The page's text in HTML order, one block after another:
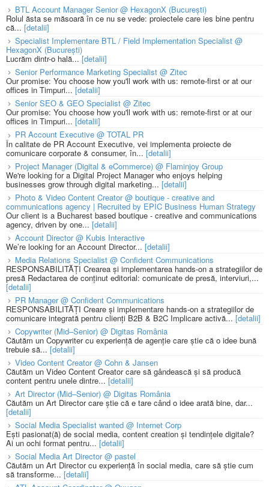
BTL Account Manager Senior @ HexagonX (București)
Rolul ăsta se măsoară în ce nu se vede: proiectele care ies bine pentru
că... [detalii]
Specialist Implementare BTL / Field Implementation Specialist @
HexagonX (București)
Lucrăm dintr-o hală... [detalii]
Senior Performance Marketing Specialist @ Zitec
Our promise: You choose how you'll work with us: remote-first or at our
offices in Timpuri... [detalii]
Senior SEO & GEO Specialist @ Zitec
Our promise: You choose how you'll work with us: remote-first or at our
offices in Timpuri... [detalii]
PR Account Executive @ TOTAL PR
În calitate de PR Account Executive, vei implementa proiecte de
comunicare corporate & consumer, în... [detalii]
Project Manager (Digital & eCommerce) @ Flaminjoy Group
We're looking for a Digital Project Manager who enjoys helping
businesses grow through digital marketing... [detalii]
Photo & Video Content Creator @ boutique - creative and
communications agency | Recruited by EPIC Business Human Strategy
Our client is a Bucharest based boutique - creative and communications
agency, driven by one... [detalii]
Account Director @ Kubis Interactive
We’re looking for an Account Director... [detalii]
Media Relations Specialist @ Confident Communications
RESPONSABILITĂȚI Crearea și implementarea hands-on a strategiilor de
presă Redactarea de conținut editorial: comunicate de presă, interviuri,...
[detalii]
PR Manager @ Confident Communications
RESPONSABILITĂȚI Creare și implementare hands-on a strategiilor de
comunicare integrată pentru clienți B2B & B2C Implicare activă... [detalii]
Copywriter (Mid–Senior) @ Digitas România
Căutăm un Copywriter cu experiență de agenție care știe că o idee bună
trebuie să... [detalii]
Video Content Creator @ Cohn & Jansen
Căutăm un Video Content Creator care să gândească și să producă
content pentru unele dintre... [detalii]
Art Director (Mid–Senior) @ Digitas România
Căutăm un Art Director care știe că e tare când o idee arată bine, dar...
[detalii]
Social Media Specialist wanted @ Internet Corp
Ești pasionat(ă) de social media, content creation și tendințele digitale?
Ai un ochi format pentru... [detalii]
Social Media Art Director @ pastel
Căutăm un Art Director cu experiență în social media, care să știe cum
să transforme... [detalii]